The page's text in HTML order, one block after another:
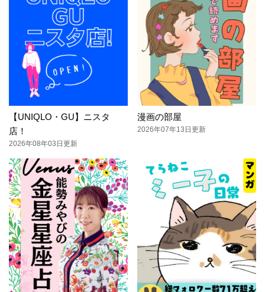
【UNIQLO・GU】ニスタ
店！
2026年08年03日更新
漫画の部屋
2026年07年13日更新